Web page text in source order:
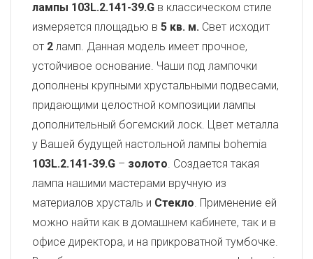
лампы 103L.2.141-39.G в классическом стиле
измеряется площадью в 5 кв. м. Свет исходит
от 2 ламп. Данная модель имеет прочное,
устойчивое основание. Чаши под лампочки
дополнены крупными хрустальными подвесами,
придающими целостной композиции лампы
дополнительный богемский лоск. Цвет металла
у Вашей будущей настольной лампы bohemia
103L.2.141-39.G – золото. Создается такая
лампа нашими мастерами вручную из
материалов хрусталь и Стекло. Применение ей
можно найти как в домашнем кабинете, так и в
офисе директора, и на прикроватной тумбочке.